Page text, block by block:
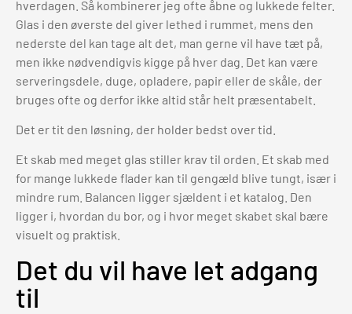
hverdagen. Så kombinerer jeg ofte åbne og lukkede felter.
Glas i den øverste del giver lethed i rummet, mens den
nederste del kan tage alt det, man gerne vil have tæt på,
men ikke nødvendigvis kigge på hver dag. Det kan være
serveringsdele, duge, opladere, papir eller de skåle, der
bruges ofte og derfor ikke altid står helt præsentabelt.
Det er tit den løsning, der holder bedst over tid.
Et skab med meget glas stiller krav til orden. Et skab med
for mange lukkede flader kan til gengæld blive tungt, især i
mindre rum. Balancen ligger sjældent i et katalog. Den
ligger i, hvordan du bor, og i hvor meget skabet skal bære
visuelt og praktisk.
Det du vil have let adgang
til